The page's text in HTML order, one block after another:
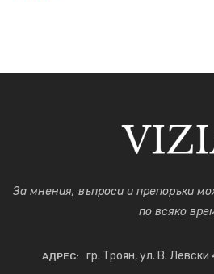
За мнения, въпроси и препоръки
по всяко
АДРЕС: гр. Троян, ул. В.